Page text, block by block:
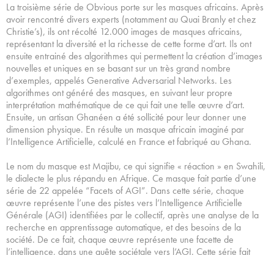
La troisième série de Obvious porte sur les masques africains. Après
avoir rencontré divers experts (notamment au Quai Branly et chez
Christie’s), ils ont récolté 12.000 images de masques africains,
représentant la diversité et la richesse de cette forme d’art. Ils ont
ensuite entrainé des algorithmes qui permettent la création d’images
nouvelles et uniques en se basant sur un très grand nombre
d’exemples, appelés Generative Adversarial Networks. Les
algorithmes ont généré des masques, en suivant leur propre
interprétation mathématique de ce qui fait une telle œuvre d’art.
Ensuite, un artisan Ghanéen a été sollicité pour leur donner une
dimension physique. En résulte un masque africain imaginé par
l’Intelligence Artificielle, calculé en France et fabriqué au Ghana.
Le nom du masque est Majibu, ce qui signifie « réaction » en Swahili,
le dialecte le plus répandu en Afrique. Ce masque fait partie d’une
série de 22 appelée “Facets of AGI”. Dans cette série, chaque
œuvre représente l’une des pistes vers l’Intelligence Artificielle
Générale (AGI) identifiées par le collectif, après une analyse de la
recherche en apprentissage automatique, et des besoins de la
société. De ce fait, chaque œuvre représente une facette de
l’intelligence, dans une quête sociétale vers l’AGI. Cette série fait